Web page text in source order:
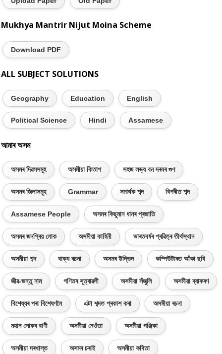
Mukhya Mantrir Nijut Moina Scheme
Download PDF
ALL SUBJECT SOLUTIONS
Geography Education English
Political Science Hindi Assamese
আমাৰ অসম
অসমৰ দিৱসসমূহ অসমীয়া কিতাপ সহজ লভ্য বন দৰবৰ গুণ
অসমৰ জিলাসমূহ Grammar সমাৰ্থক শব্দ বিপৰীত শব্দ
Assamese People অসমৰ কিছুমান ধানৰ প্ৰজাতি
অসমৰ জনপ্ৰিয় লোক অসমীয়া কাহিনী ভাৰতবৰ্ষৰ প্ৰৱিত্ৰ তীৰ্থস্থান
অসমীয়া শব্দ বাক্য ৰচনা অসমৰ উদ্ভিদ কম্পিউটাৰত আঁকা ছবি
জীৱ-জন্তু নাম গণিতৰ সূত্ৰাৱলী অসমীয়া সঁজুলি অসমীয়া ব্যাকৰণ
বিশেষ্যৰ পৰা বিশেষণলৈ এটা শব্দত প্ৰকাশ কৰা অসমীয়া ৰচনা
মহান লোকৰ বাণী অসমীয়া নেওঁতা অসমীয়া পঞ্জিকা
অসমীয়া দৰখাস্ত অসমৰ চৰাই অসমীয়া কবিতা